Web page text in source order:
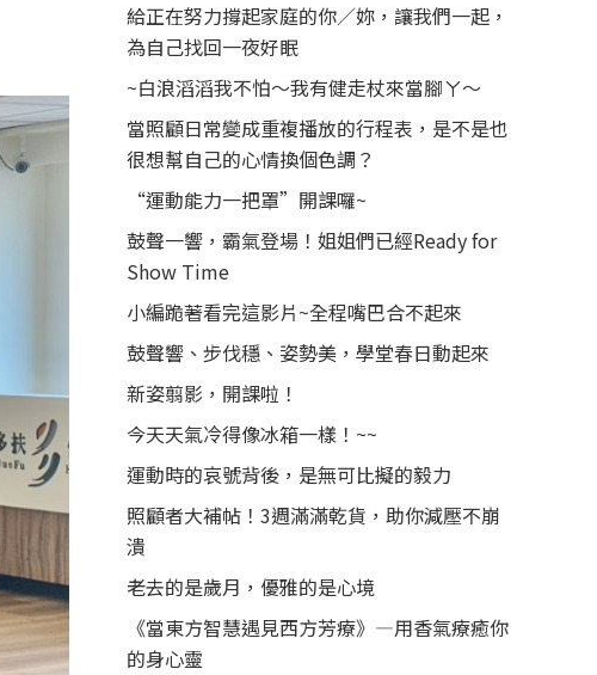
給正在努力撐起家庭的你／妳，讓我們一起，
為自己找回一夜好眠
~白浪滔滔我不怕～我有健走杖來當腳ㄚ～
當照顧日常變成重複播放的行程表，是不是也
很想幫自己的心情換個色調？
“運動能力一把罩”開課囉~
鼓聲一響，霸氣登場！姐姐們已經Ready for
Show Time
小編跪著看完這影片~全程嘴巴合不起來
鼓聲響、步伐穩、姿勢美，學堂春日動起來
新姿翦影，開課啦！
今天天氣冷得像冰箱一樣！~~
運動時的哀號背後，是無可比擬的毅力
照顧者大補帖！3週滿滿乾貨，助你減壓不崩
潰
老去的是歲月，優雅的是心境
《當東方智慧遇見西方芳療》—用香氣療癒你
的身心靈